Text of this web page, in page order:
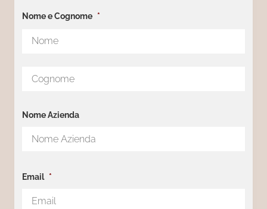
Nome e Cognome *
Nome Azienda
Email *